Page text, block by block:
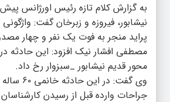
به گزارش کلام تازه رئیس اورژانس پیش
نیشابور، فیروزه و زبرخان گفت:
پراید منجر به فوت یک نفر و چهار
محور قدیم نیشابور _سبزوار رخ داد.
وی گفت: در